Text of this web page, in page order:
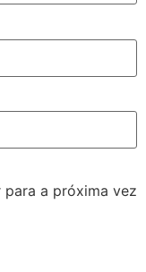
para a próxima vez